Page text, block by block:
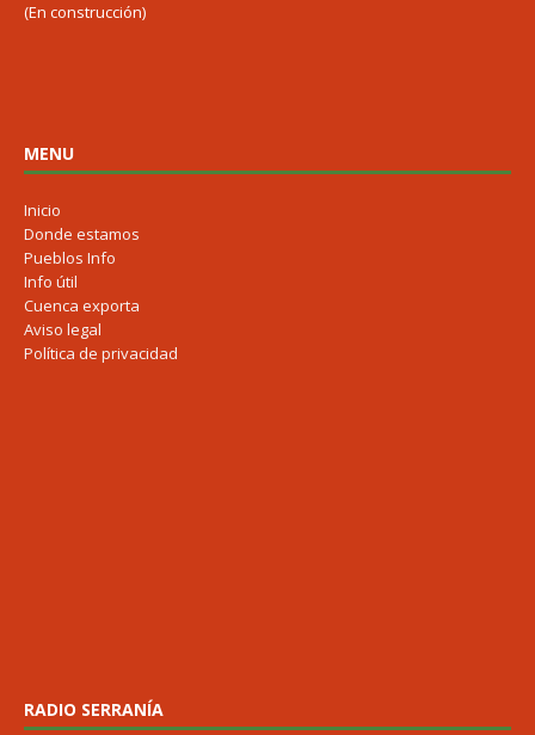
(En construcción)
MENU
Inicio
Donde estamos
Pueblos Info
Info útil
Cuenca exporta
Aviso legal
Política de privacidad
RADIO SERRANÍA